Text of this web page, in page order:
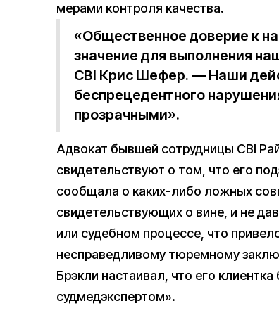
мерами контроля качества.
«Общественное доверие к
значение для выполнения
CBI Крис Шефер. — Наши
беспрецедентного
прозрачными».
Адвокат бывшей сотрудницы CBI
свидетельствуют о том, что его
сообщала о каких-либо ложных
свидетельствующих о вине, и не
или судебном процессе, что
несправедливому тюремному
Брэкли настаивал, что его
судмедэкспертом».